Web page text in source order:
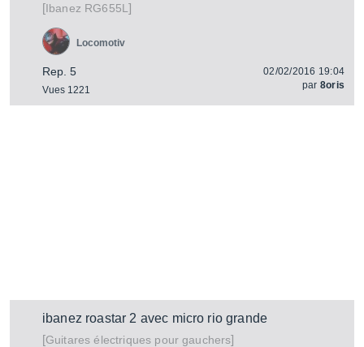
[ Ibanez RG655L]
Rep. 5
Vues 1221
Locomotiv
02/02/2016 19:04
par 8oris
ibanez roastar 2 avec micro rio grande
[Guitares électriques pour gauchers]